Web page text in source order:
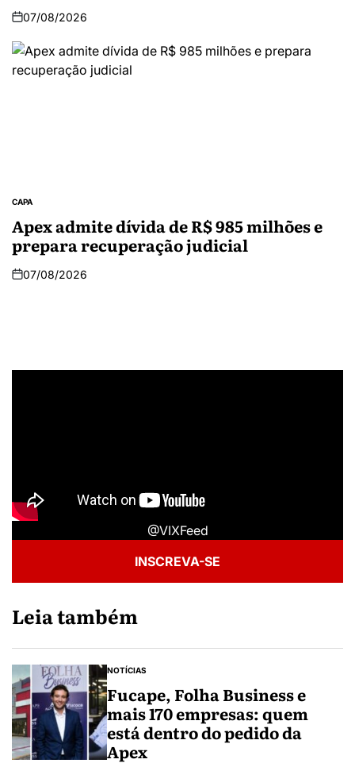
07/08/2026
CAPA
Apex admite dívida de R$ 985 milhões e
prepara recuperação judicial
07/08/2026
@VIXFeed
INSCREVA-SE
Leia também
NOTÍCIAS
Fucape, Folha Business e
mais 170 empresas: quem
está dentro do pedido da
Apex